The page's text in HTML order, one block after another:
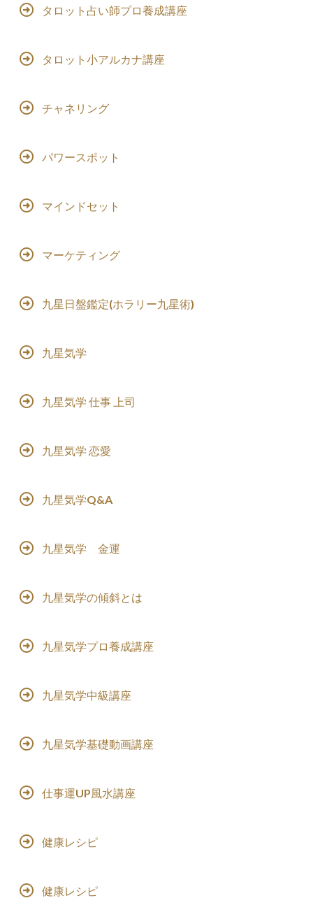
タロット占い師プロ養成講座
タロット小アルカナ講座
チャネリング
パワースポット
マインドセット
マーケティング
九星日盤鑑定(ホラリー九星術)
九星気学
九星気学 仕事 上司
九星気学 恋愛
九星気学Q&A
九星気学 金運
九星気学の傾斜とは
九星気学プロ養成講座
九星気学中級講座
九星気学基礎動画講座
仕事運UP風水講座
健康レシピ
健康レシピ